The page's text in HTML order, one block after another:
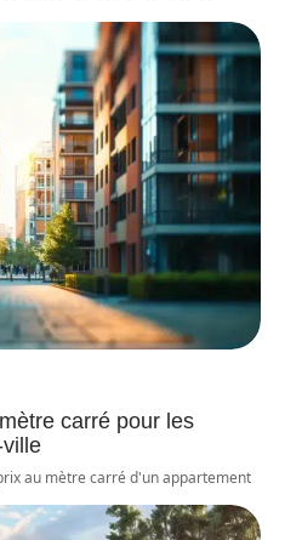
carré pour les
au mètre carré d'un appartement